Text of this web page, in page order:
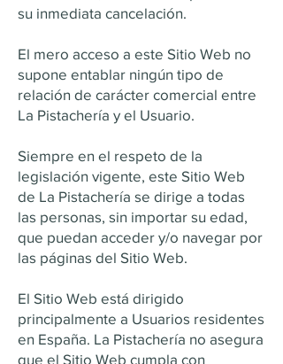
su inmediata cancelación.
El mero acceso a este Sitio Web no
supone entablar ningún tipo de
relación de carácter comercial entre
La Pistachería y el Usuario.
Siempre en el respeto de la
legislación vigente, este Sitio Web
de La Pistachería se dirige a todas
las personas, sin importar su edad,
que puedan acceder y/o navegar por
las páginas del Sitio Web.
El Sitio Web está dirigido
principalmente a Usuarios residentes
en España. La Pistachería no asegura
que el Sitio Web cumpla con